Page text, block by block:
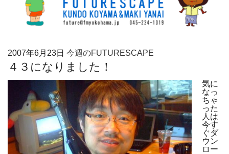
2007年6月23日 今週のFUTURESCAPE
４３になりました！
気に
なっ
ちゃ
った
人は
今す
ぐダ
ウン
ロー